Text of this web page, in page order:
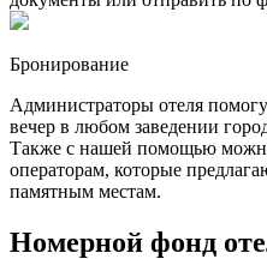
Бронирование
Администраторы отеля
вечер в любом заведении
Также с нашей помощью
операторам, которые
памятным местам.
Номерной фонд